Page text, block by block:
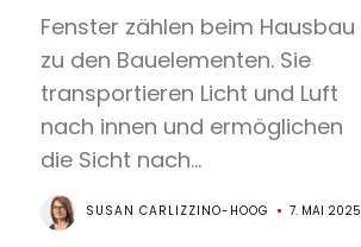
Fenster zählen beim Hausbau
zu den Bauelementen. Sie
transportieren Licht und Luft
nach innen und ermöglichen
die Sicht nach...
SUSAN CARLIZZINO-HOOG 7. MAI 2025